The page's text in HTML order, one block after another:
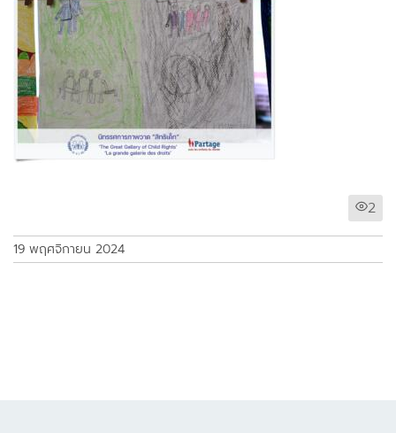
2
19 พฤศจิกายน 2024